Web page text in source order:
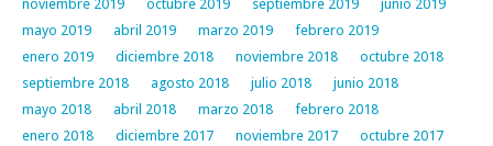
noviembre 2019 octubre 2019 septiembre 2019
junio 2019
mayo 2019
abril 2019 marzo 2019
febrero 2019
enero 2019
diciembre 2018 noviembre 2018
octubre 2018
septiembre 2018
agosto 2018 julio 2018
junio 2018
mayo 2018
abril 2018 marzo 2018
febrero 2018
enero 2018
diciembre 2017 noviembre 2017
octubre 2017